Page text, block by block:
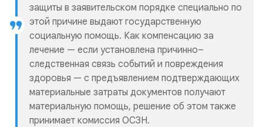
защиты в заявительском порядке специально по
этой причине выдают государственную
социальную помощь. Как компенсацию за
лечение — если установлена причинно–
следственная связь событий и повреждения
здоровья — с предъявлением подтверждающих
материальные затраты документов получают
материальную помощь, решение об этом также
принимает комиссия ОСЗН.